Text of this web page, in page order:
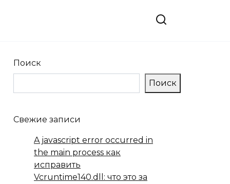
Поиск
Поиск
Свежие записи
A javascript error occurred in
the main process как
исправить
Vcruntime140.dll: что это за